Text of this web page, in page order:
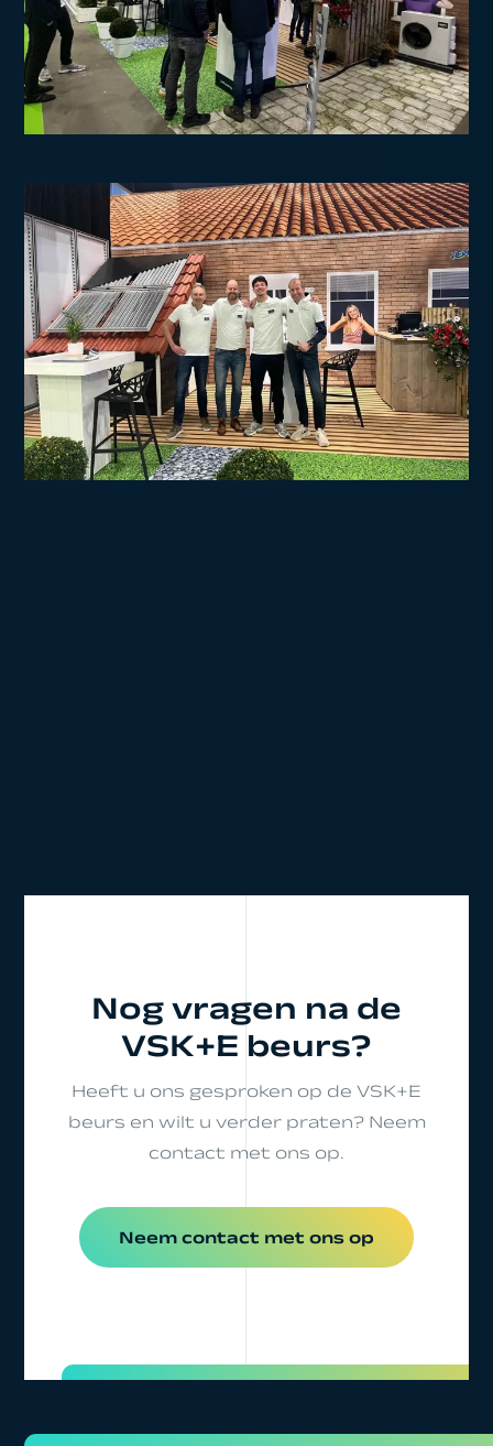
Nog vragen na de
VSK+E beurs?
Heeft u ons gesproken op de VSK+E
beurs en wilt u verder praten? Neem
contact met ons op.
Neem contact met ons op